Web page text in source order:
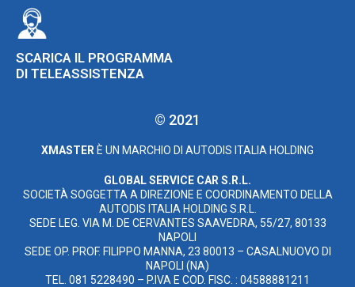
SCARICA IL PROGRAMMA
DI TELEASSISTENZA
© 2021
XMASTER È UN MARCHIO DI AUTODIS ITALIA HOLDING
GLOBAL SERVICE CAR S.R.L.
SOCIETÀ SOGGETTA A DIREZIONE E COORDINAMENTO DELLA
AUTODIS ITALIA HOLDING S.R.L.
SEDE LEG. VIA M. DE CERVANTES SAAVEDRA, 55/27, 80133
NAPOLI
SEDE OP. PROF. FILIPPO MANNA, 23 80013 – CASALNUOVO DI
NAPOLI (NA)
TEL. 081 5228490 – P.IVA E COD. FISC. : 04588881211